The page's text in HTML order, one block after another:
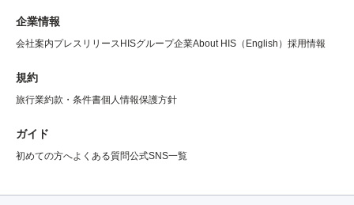
企業情報
会社案内プレスリリースHISグループ企業About HIS（English） 採用情報
規約
旅行業約款・条件書個人情報保護方針
ガイド
初めての方へよくある質問公式SNS一覧